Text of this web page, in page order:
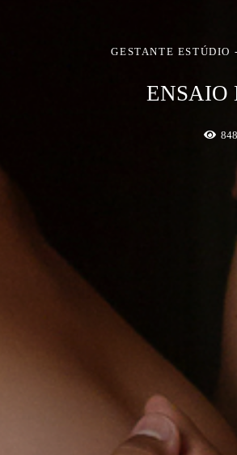
GESTANTE ESTÚDIO
ENSAIO
848